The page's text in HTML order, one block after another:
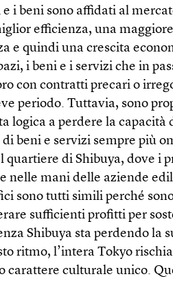
i beni sono affidati al
efficienza, una maggiore
e quindi una crescita
i beni e i servizi che in
con contratti precari o
periodo. Tuttavia, sono
logica a perdere la capacità
beni e servizi sempre più
quartiere di Shibuya, dove i
nelle mani delle aziende
sono tutti simili perché
sufficienti profitti per
Shibuya sta perdendo la
ritmo, l’intera Tokyo
culturale unico.